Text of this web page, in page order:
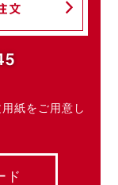
文
紙をご用意し
ド